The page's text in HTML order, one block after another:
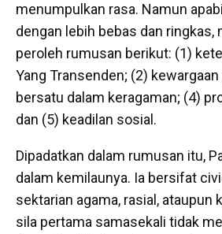
menumpulkan rasa. Namun
dengan lebih bebas dan ringkas,
peroleh rumusan berikut: (1)
Yang Transenden; (2)
bersatu dalam keragaman; (4)
dan (5) keadilan sosial.
Dipadatkan dalam rumusan itu,
dalam kemilaunya. Ia bersifat
sektarian agama, rasial, ataupun
sila pertama samasekali tidak